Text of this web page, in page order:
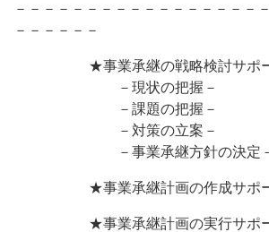
－－－－－－－－－－－－－－－－－
－－－－－－
★事業承継の戦略検討サポ
－現状の把握－
－課題の把握－
－対策の立案－
－事業承継方針の決定
★事業承継計画の作成サポ
★事業承継計画の実行サポ